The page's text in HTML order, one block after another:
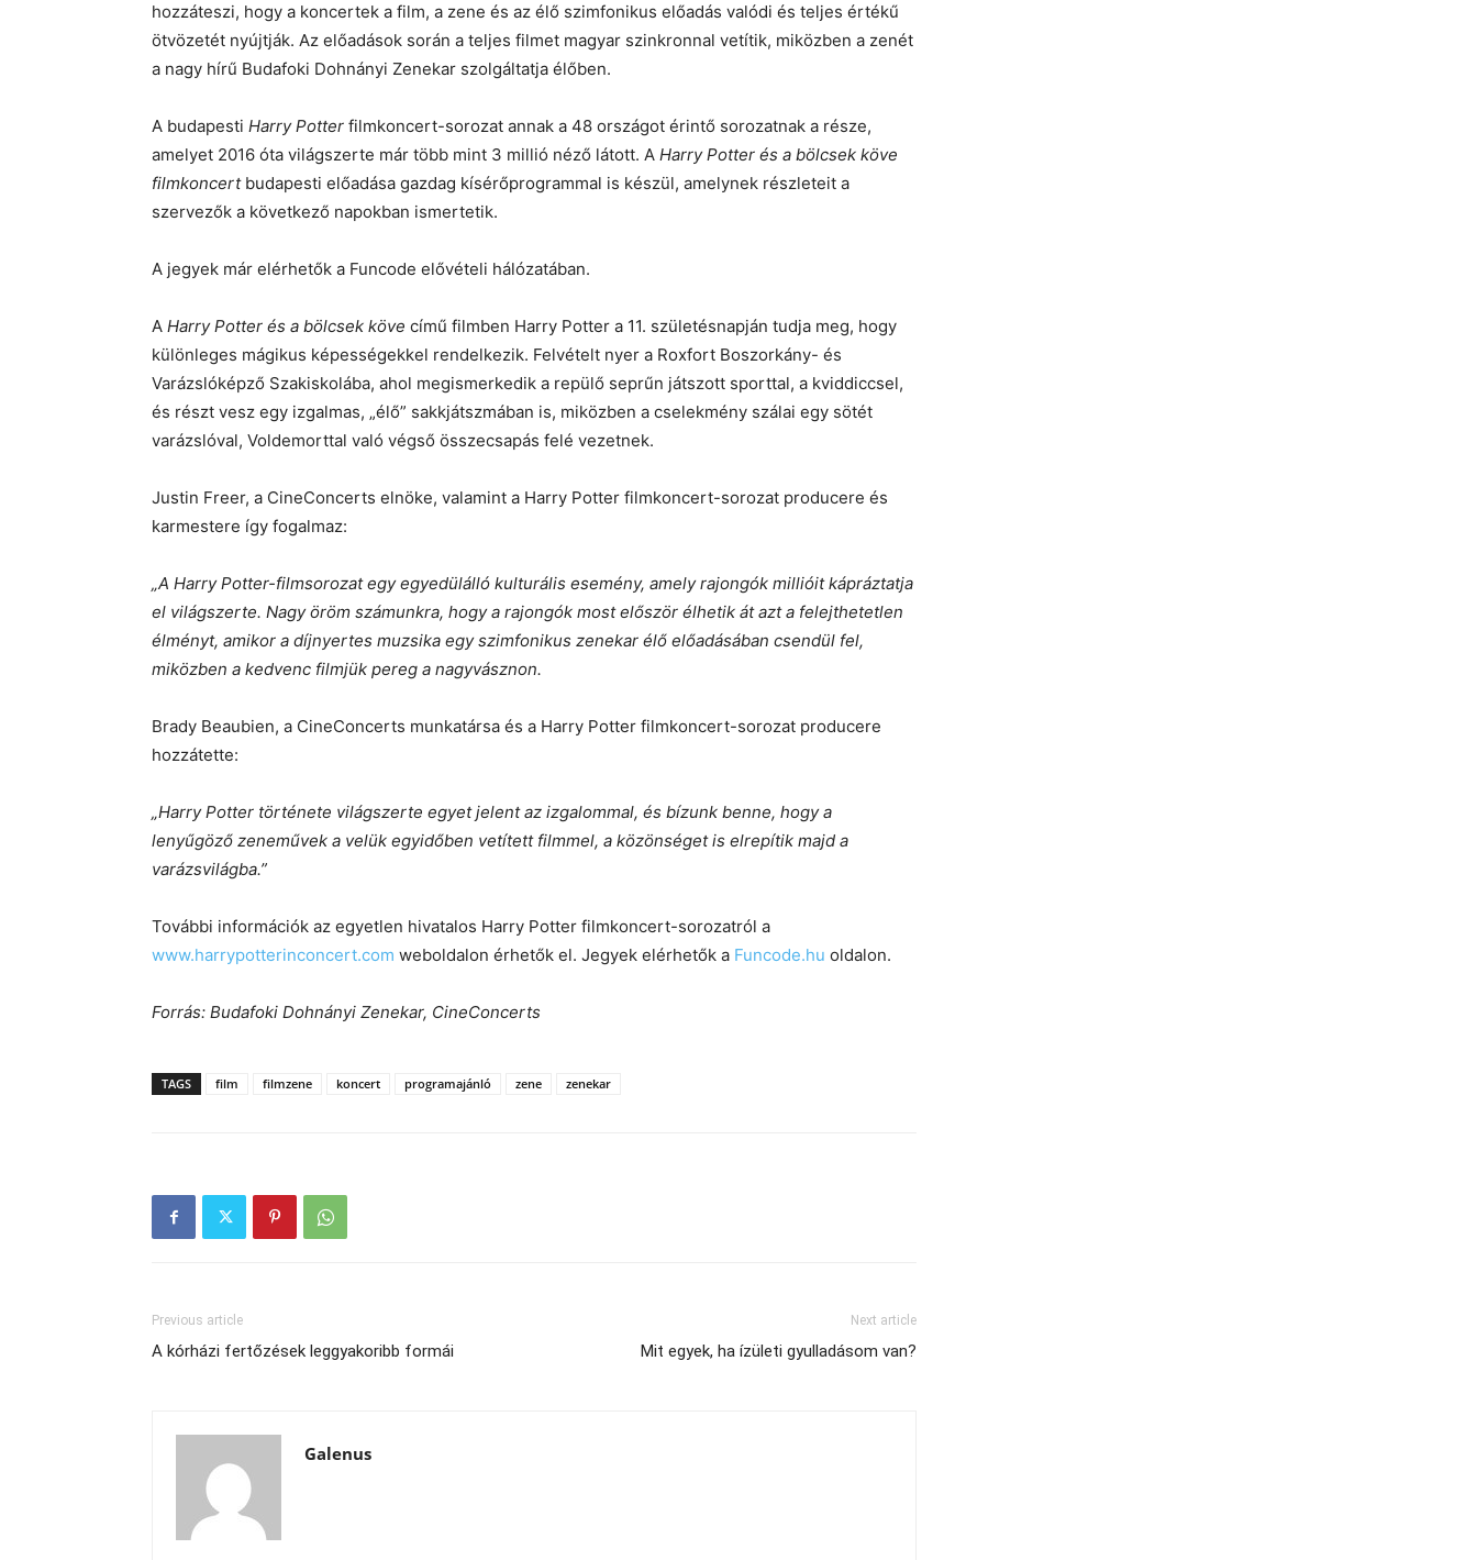
hozzáteszi, hogy a koncertek a film, a zene és az élő szimfonikus előadás valódi és teljes értékű
ötvözetét nyújtják. Az előadások során a teljes filmet magyar szinkronnal vetítik, miközben a zenét
a nagy hírű Budafoki Dohnányi Zenekar szolgáltatja élőben.
A budapesti Harry Potter filmkoncert-sorozat annak a 48 országot érintő sorozatnak a része,
amelyet 2016 óta világszerte már több mint 3 millió néző látott. A Harry Potter és a bölcsek köve
filmkoncertbudapesti előadása gazdag kísérőprogrammal is készül, amelynek részleteit a
szervezők a következő napokban ismertetik.
A jegyek már elérhetők a Funcode elővételi hálózatában.
A Harry Potter és a bölcsek köve című filmben Harry Potter a 11. születésnapján tudja meg, hogy
különleges mágikus képességekkel rendelkezik. Felvételt nyer a Roxfort Boszorkány- és
Varázslóképző Szakiskolába, ahol megismerkedik a repülő seprűn játszott sporttal, a kviddiccsel,
és részt vesz egy izgalmas, „élő” sakkjátszmában is, miközben a cselekmény szálai egy sötét
varázslóval, Voldemorttal való végső összecsapás felé vezetnek.
Justin Freer, a CineConcerts elnöke, valamint a Harry Potter filmkoncert-sorozat producere és
karmestere így fogalmaz:
„A Harry Potter-filmsorozat egy egyedülálló kulturális esemény, amely rajongók millióit kápráztatja
el világszerte. Nagy öröm számunkra, hogy a rajongók most először élhetik át azt a felejthetetlen
élményt, amikor a díjnyertes muzsika egy szimfonikus zenekar élő előadásában csendül fel,
miközben a kedvenc filmjük pereg a nagyvásznon.
Brady Beaubien, a CineConcerts munkatársa és a Harry Potter filmkoncert-sorozat producere
hozzátette:
„Harry Potter története világszerte egyet jelent az izgalommal, és bízunk benne, hogy a
lenyűgöző zeneművek a velük egyidőben vetített filmmel, a közönséget is elrepítik majd a
varázsvilágba.”
További információk az egyetlen hivatalos Harry Potter filmkoncert-sorozatról a
www.harrypotterinconcert.com weboldalon érhetők el. Jegyek elérhetők a Funcode.hu oldalon.
Forrás: Budafoki Dohnányi Zenekar, CineConcerts
TAGS film filmzene koncert programajánló zene zenekar
Previous article
A kórházi fertőzések leggyakoribb formái
Next article
Mit egyek, ha ízületi gyulladásom van?
Galenus